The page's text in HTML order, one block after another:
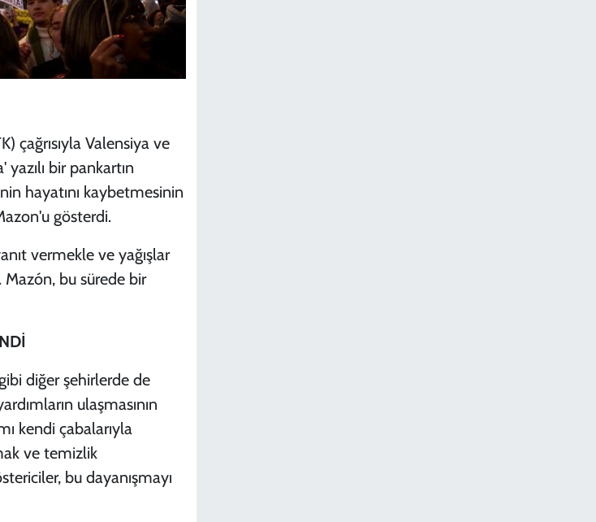
çağrısıyla Valensiya ve
bir pankartın
hayatını kaybetmesinin
gösterdi.
vermekle ve yağışlar
bu sürede bir
diğer şehirlerde de
ulaşmasının
kendi çabalarıyla
ve temizlik
bu dayanışmayı